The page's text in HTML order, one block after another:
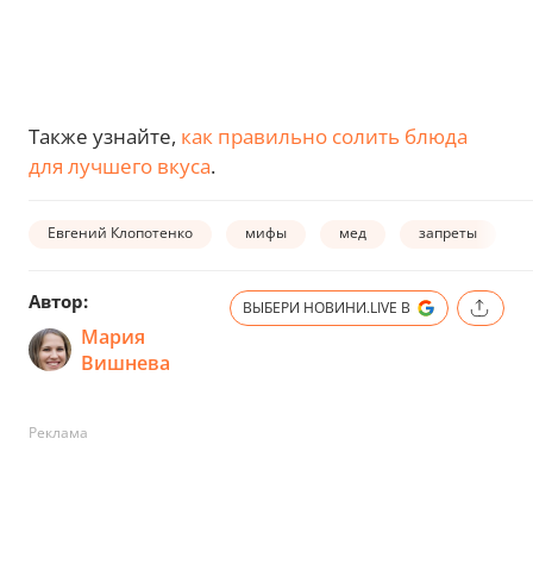
Также узнайте, как правильно солить блюда
для лучшего вкуса.
Евгений Клопотенко мифы мед запреты
Автор:
Мария
Вишнева
ВЫБЕРИ НОВИНИ.LIVE В
Реклама